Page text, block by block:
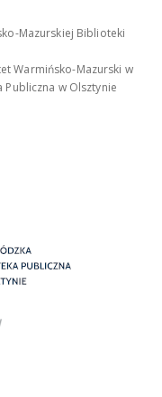
Mazurskiej Biblioteki
Warmińsko-Mazurski w
w Olsztynie